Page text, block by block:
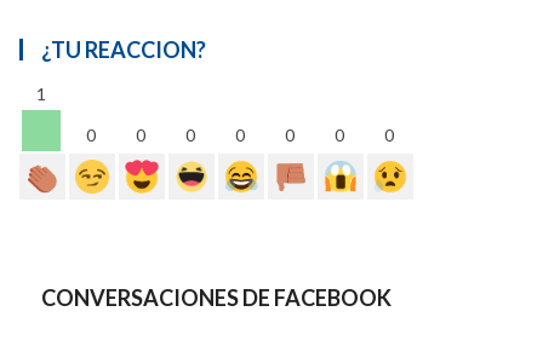
¿TU REACCION?
1
0
0 0 0 0 0 0
CONVERSACIONES DE FACEBOOK